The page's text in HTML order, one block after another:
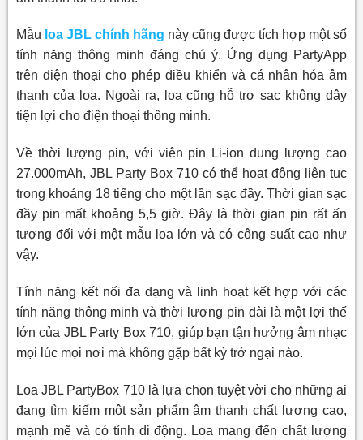
Mẫu loa JBL chính hãng này cũng được tích hợp một số
tính năng thông minh đáng chú ý. Ứng dụng PartyApp
trên điện thoại cho phép điều khiển và cá nhân hóa âm
thanh của loa. Ngoài ra, loa cũng hỗ trợ sạc không dây
tiện lợi cho điện thoại thông minh.
Về thời lượng pin, với viên pin Li-ion dung lượng cao
27.000mAh, JBL Party Box 710 có thể hoạt động liên tục
trong khoảng 18 tiếng cho một lần sạc đầy. Thời gian sạc
đầy pin mất khoảng 5,5 giờ. Đây là thời gian pin rất ấn
tượng đối với một mẫu loa lớn và có công suất cao như
vậy.
Tính năng kết nối đa dạng và linh hoạt kết hợp với các
tính năng thông minh và thời lượng pin dài là một lợi thế
lớn của JBL Party Box 710, giúp bạn tận hưởng âm nhạc
mọi lúc mọi nơi mà không gặp bất kỳ trở ngại nào.
Loa JBL PartyBox 710 là lựa chọn tuyệt vời cho những ai
đang tìm kiếm một sản phẩm âm thanh chất lượng cao,
mạnh mẽ và có tính di động. Loa mang đến chất lượng